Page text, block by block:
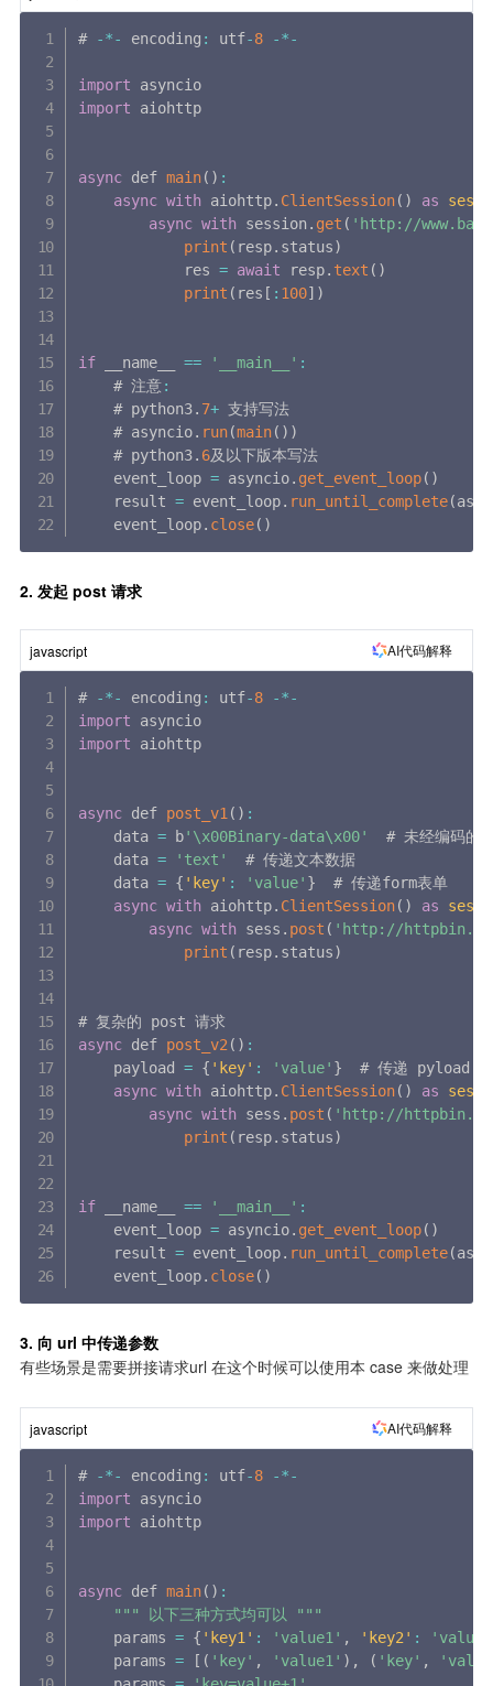
# -*- encoding : utf-8 -*-
import
import aiohttp
async def main( ) :
async with aiohttp. ClientSession( ) as
async with session. get ( 'http://
print ( resp. status)
            res
= await resp. text ( )
print ( res [ : 100] )
if __name__ == '__main__' :
    # 注意
:
    # python3
. 7+ 支持写法
    # asyncio
. run(main( ) )
    # python3
. 6及以下版本写法
    event_loop
= asyncio. get_event_loop( )
    result
= event_loop. run_until_complete(
    event_loop
. close( )
2. 发起 post 请求
javascript AI代码解释
# -*- encoding : utf-8 -*-
import
import aiohttp
async def post_v1 ( ) :
    data
= b'\x00Binary-data\x00'
# 未经编码的
    data
= 'text'
  # 传递文本数据
    data
= { 'key' : 'value' }
  # 传递form表单
async with aiohttp. ClientSession( ) as sess
async with sess . post ( 'http://
print ( resp. status)
async def post_v2 ( ) :
    payload
= { 'key' : 'value' }
  # 传递 pyload
async with aiohttp. ClientSession( ) as sess
async with sess . post ( 'http://
print ( resp. status)
if __name__ == '__main__' :
    event_loop
= asyncio. get_event_loop( )
    result
= event_loop. run_until_complete(
    event_loop
. close( )
3. 向 url 中传递参数
有些场景是需要拼接请求url 在这个时候可以使用本 case 来做处理
javascript AI代码解释
# -*- encoding : utf-8 -*-
import
import aiohttp
async def main( ) :
"" " 以下三种方式均可以 " ""
    params
= { 'key1' : 'value1' , 'key2' :
    params
= [ ( 'key' , 'value1' ) , ( 'key' ,